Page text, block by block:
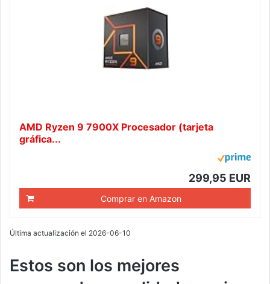
AMD Ryzen 9 7900X Procesador (tarjeta
gráfica...
299,95 EUR
Comprar en Amazon
Última actualización el 2026-06-10
Estos son los mejores